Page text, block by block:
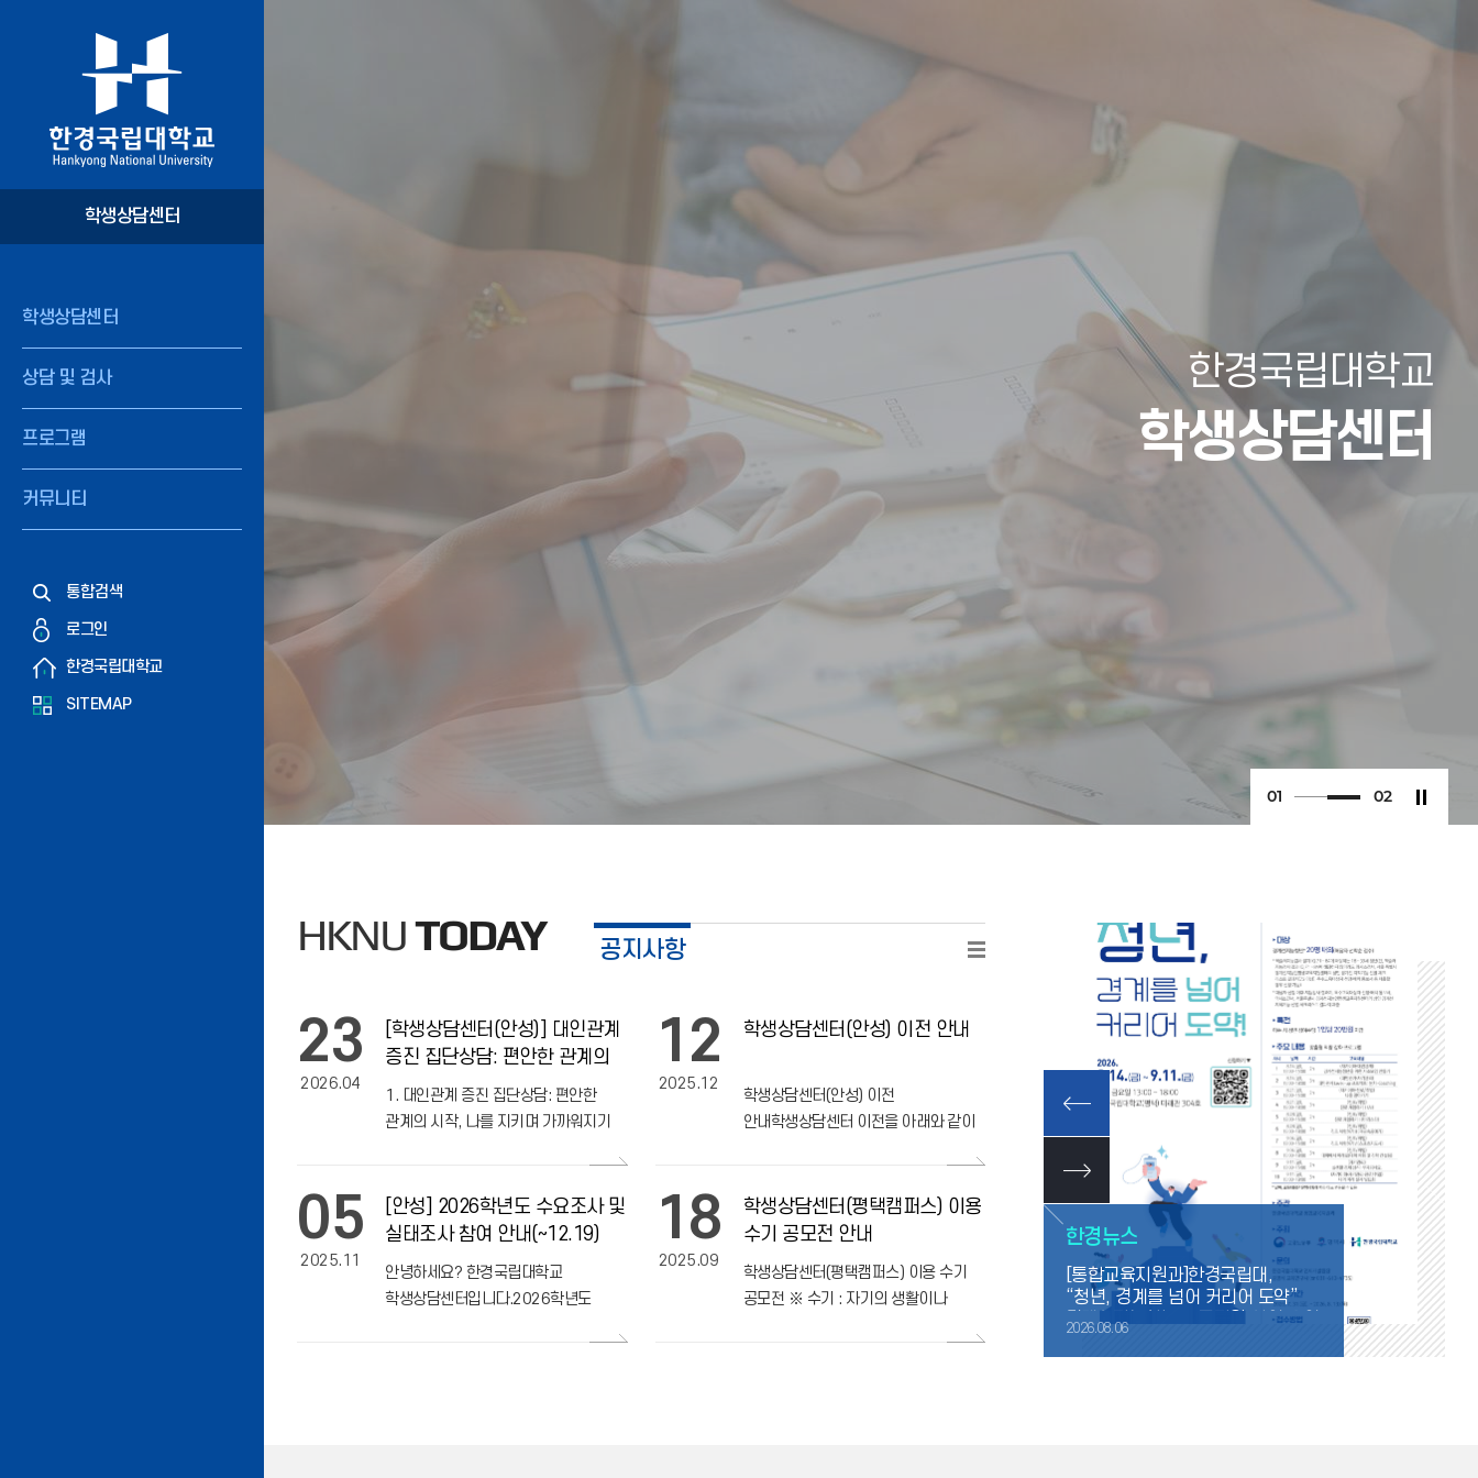
학생상담센터
학생상담센터
상담 및 검사
프로그램
커뮤니티
통합검색
로그인
한경국립대학교
SITEMAP
한경국립대학교
학생상담센터
02 02
HKNUTODAY 공지사항
[학생상담센터(안성)] 대인관계
증진 집단상담: 편안한 관계의
시작, 나를 지키며 가까워지기
1. 대인관계 증진 집단상담: 편안한
관계의 시작, 나를 지키며 가까워지기
관계 기술을 향상시킬 수 있
2026.04
23 학생상담센터(안성) 이전 안내
학생상담센터(안성) 이전
안내학생상담센터 이전을 아래와 같이
장소: 글로컬융합교육센터 406
2025.12
12
[안성] 2026학년도 수요조사 및
실태조사 참여 안내(~12.19)
안녕하세요? 한경국립대학교
학생상담센터입니다.2026학년도
2025.11
05
학생상담센터(평택캠퍼스) 이용
수기 공모전 안내
학생상담센터(평택캠퍼스) 이용 수기
공모전 ※ 수기 : 자기의 생활이나
2025.09
18 한경뉴스
[시각미디어디자인전공] 국제
디자인 공모전서 잇단 수상
[통합교육지원과]한경국립대,
“청년, 경계를 넘어 커리어 도약”
경계선지능청년 진로지원 사업 운영
2026.08.06